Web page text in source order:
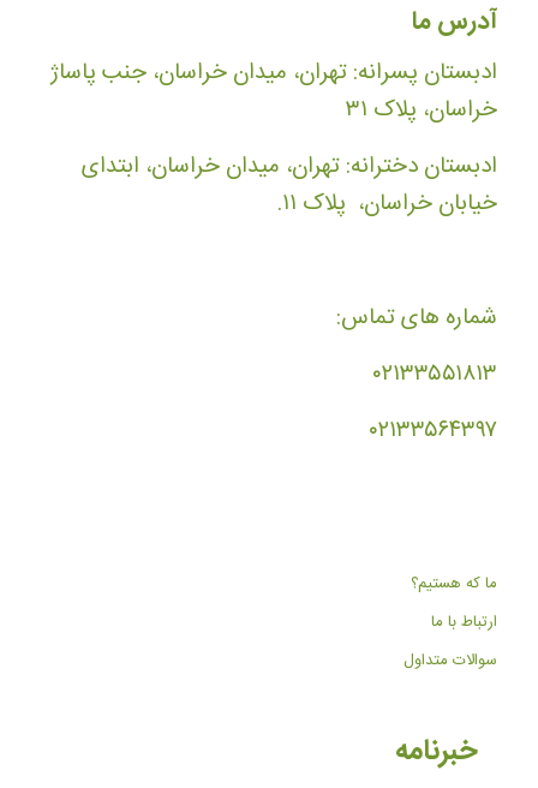
آدرس ما
ادبستان پسرانه: تهران، میدان خراسان، جنب پاساژ
خراسان، پلاک ۳۱
ادبستان دخترانه: تهران، میدان خراسان، ابتدای
خیابان خراسان، پلاک ۱۱.
شماره های تماس:
۰۲۱۳۳۵۵۱۸۱۳
۰۲۱۳۳۵۶۴۳۹۷
ما که هستیم؟
ارتباط با ما
سوالات متداول
خبرنامه